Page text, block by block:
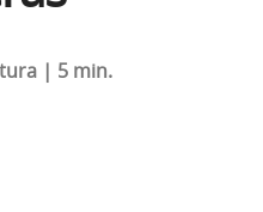
| 5 min.